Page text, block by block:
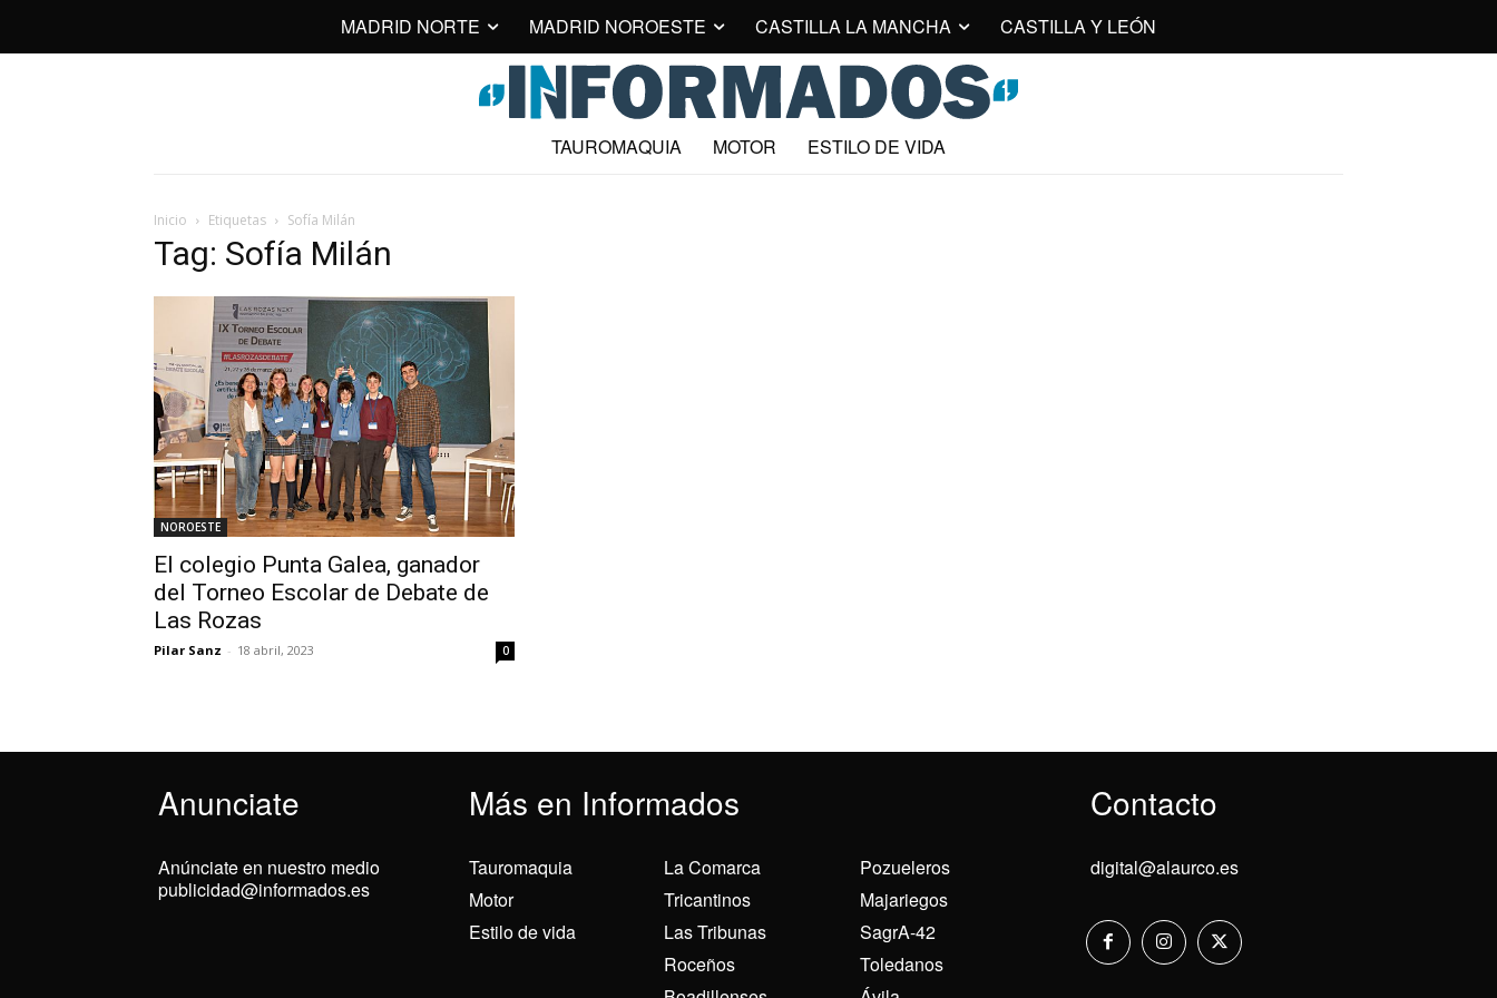
MADRID NORTE MADRID NOROESTE CASTILLA LA MANCHA CASTILLA Y LEÓN
TAUROMAQUIA MOTOR ESTILO DE VIDA
Inicio Etiquetas Sofía Milán
Tag: Sofía Milán
NOROESTE
El colegio Punta Galea, ganador
del Torneo Escolar de Debate de
Las Rozas
Pilar Sanz - 18 abril, 2023 0
Anunciate Más en Informados Contacto
Anúnciate en nuestro medio
publicidad@informados.es
Tauromaquia
Motor
Estilo de vida
La Comarca
Tricantinos
Las Tribunas
Roceños
Pozueleros
Majariegos
SagrA-42
Toledanos
digital@alaurco.es